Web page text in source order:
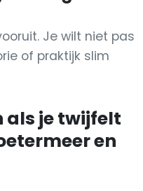
Je wilt niet pas
of praktijk slim
als je twijfelt
en